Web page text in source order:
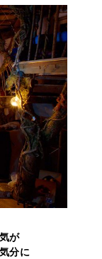
が
分に